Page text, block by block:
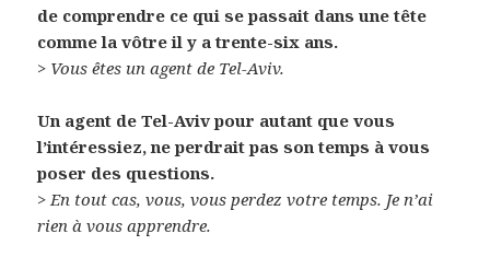
de comprendre ce qui se passait dans une tête
comme la vôtre il y a trente-six ans.
> Vous êtes un agent de Tel-Aviv.
Un agent de Tel-Aviv pour autant que vous
l’intéressiez, ne perdrait pas son temps à vous
poser des questions.
> En tout cas, vous, vous perdez votre temps. Je n’ai
rien à vous apprendre.